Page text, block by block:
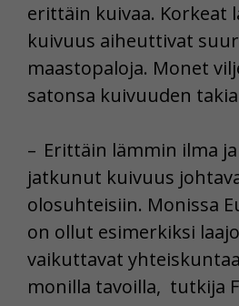
erittäin kuivaa. Korkeat
kuivuus aiheuttivat
maastopaloja. Monet
satonsa kuivuuden
– Erittäin lämmin ilma
jatkunut kuivuus
olosuhteisiin. Monissa
on ollut esimerkiksi
vaikuttavat
monilla tavoilla, tutkija